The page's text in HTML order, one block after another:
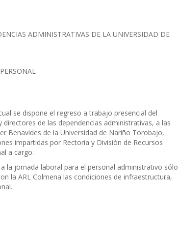
ADMINISTRATIVAS DE LA UNIVERSIDAD DE
se dispone el regreso a trabajo presencial del
de las dependencias administrativas, a las
Benavides de la Universidad de Nariño Torobajo,
impartidas por Rectoría y División de Recursos
a cargo.
la jornada laboral para el personal administrativo sólo
la ARL Colmena las condiciones de infraestructura,